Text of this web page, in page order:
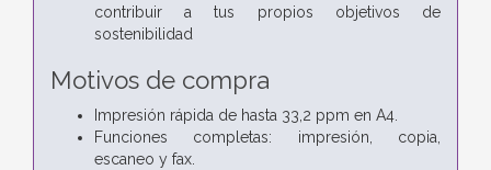
contribuir a tus propios objetivos de
sostenibilidad
Motivos de compra
Impresión rápida de hasta 33,2 ppm en A4.
Funciones completas: impresión, copia,
escaneo y fax.